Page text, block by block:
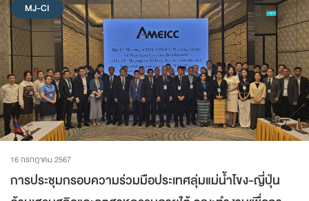
MJ-CI
16 กรกฎาคม 2567
การประชุมกรอบความร่วมมือประเทศลุ่มแม่น้ำโขง-ญี่ปุ่น